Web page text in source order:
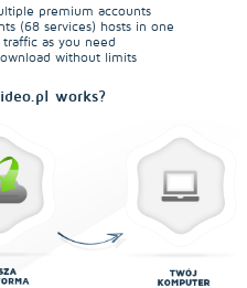
premium accounts
(68 services) hosts in one
as you need
without limits
works?